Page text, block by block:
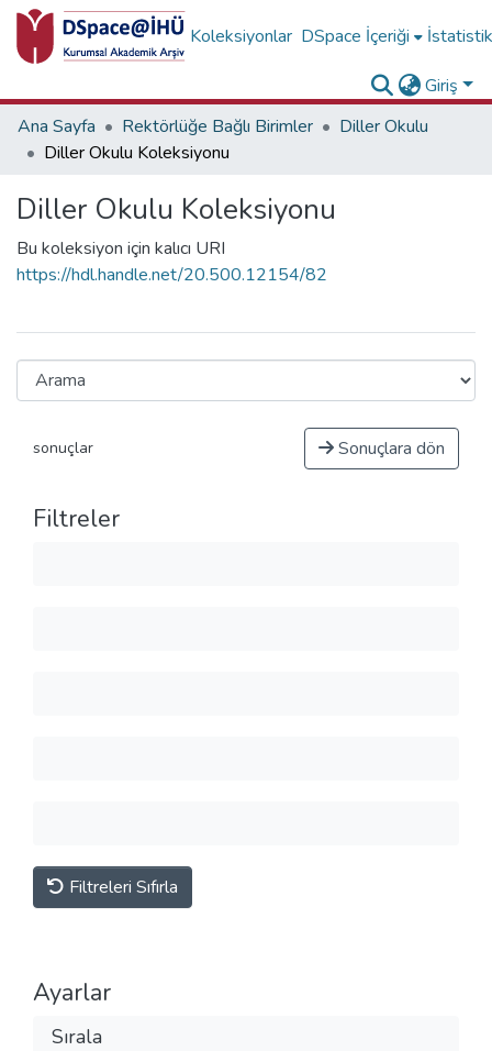
Koleksiyonlar DSpace İçeriği
Giriş
Ana Sayfa
Rektörlüğe Bağlı Birimler
Diller Okulu
Diller Okulu Koleksiyonu
Diller Okulu Koleksiyonu
Bu koleksiyon için kalıcı URI
https://hdl.handle.net/20.500.12154/82
sonuçlar Sonuçlara dön
Filtreler
Filtreleri Sıfırla
Ayarlar
Sırala